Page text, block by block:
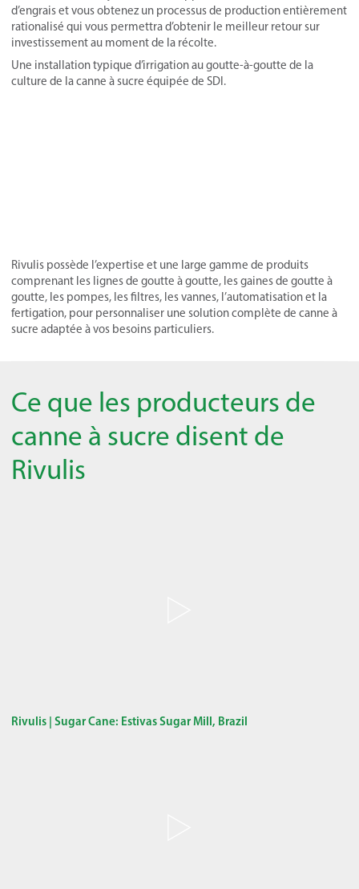
d’engrais et vous obtenez un processus de production entièrement
rationalisé qui vous permettra d’obtenir le meilleur retour sur
investissement au moment de la récolte.
Une installation typique d’irrigation au goutte-à-goutte de la
culture de la canne à sucre équipée de SDI.
Rivulis possède l’expertise et une large gamme de produits
comprenant les lignes de goutte à goutte, les gaines de goutte à
goutte, les pompes, les filtres, les vannes, l’automatisation et la
fertigation, pour personnaliser une solution complète de canne à
sucre adaptée à vos besoins particuliers.
Ce que les producteurs de
canne à sucre disent de
Rivulis
Rivulis | Sugar Cane: Estivas Sugar Mill, Brazil